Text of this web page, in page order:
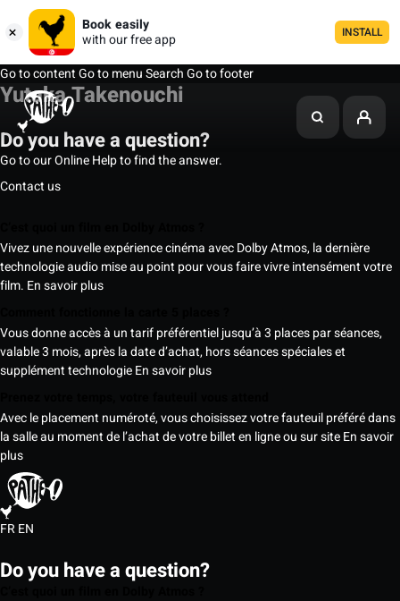
Book easily
with our free app
INSTALL
Go to contentGo to menuSearchGo to footer
Yutaka Takenouchi
Do you have a question?
Go to our Online Help to find the answer.
Contact us
Vivez une nouvelle expérience cinéma avec Dolby Atmos, la dernière
technologie audio mise au point pour vous faire vivre intensément votre
film. En savoir plus
Vous donne accès à un tarif préférentiel jusqu’à 3 places par séances,
valable 3 mois, après la date d’achat, hors séances spéciales et
supplément technologieEn savoir plus
Avec le placement numéroté, vous choisissez votre fauteuil préféré dans
la salle au moment de l’achat de votre billet en ligne ou sur siteEn savoir
plus
FREN
Do you have a question?